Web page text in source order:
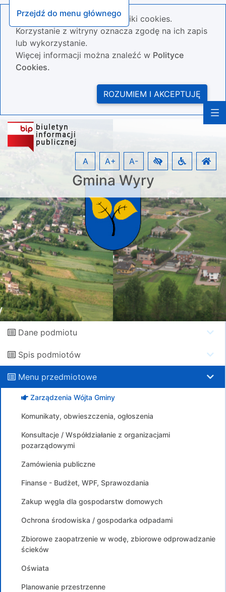
Przejdź do menu głównego
Nasza strona wykorzystuje pliki cookies.
Korzystanie z witryny oznacza zgodę na ich zapis
lub wykorzystanie.
Więcej informacji można znaleźć w Polityce
Cookies.
ROZUMIEM I AKCEPTUJĘ
Gmina Wyry
A A+ A-
Dane podmiotu
Spis podmiotów
Menu przedmiotowe
Zarządzenia Wójta Gminy
Komunikaty, obwieszczenia, ogłoszenia
Konsultacje / Współdziałanie z organizacjami
pozarządowymi
Zamówienia publiczne
Finanse - Budżet, WPF, Sprawozdania
Zakup węgla dla gospodarstw domowych
Ochrona środowiska / gospodarka odpadami
Zbiorowe zaopatrzenie w wodę, zbiorowe odprowadzanie
ścieków
Oświata
Planowanie przestrzenne